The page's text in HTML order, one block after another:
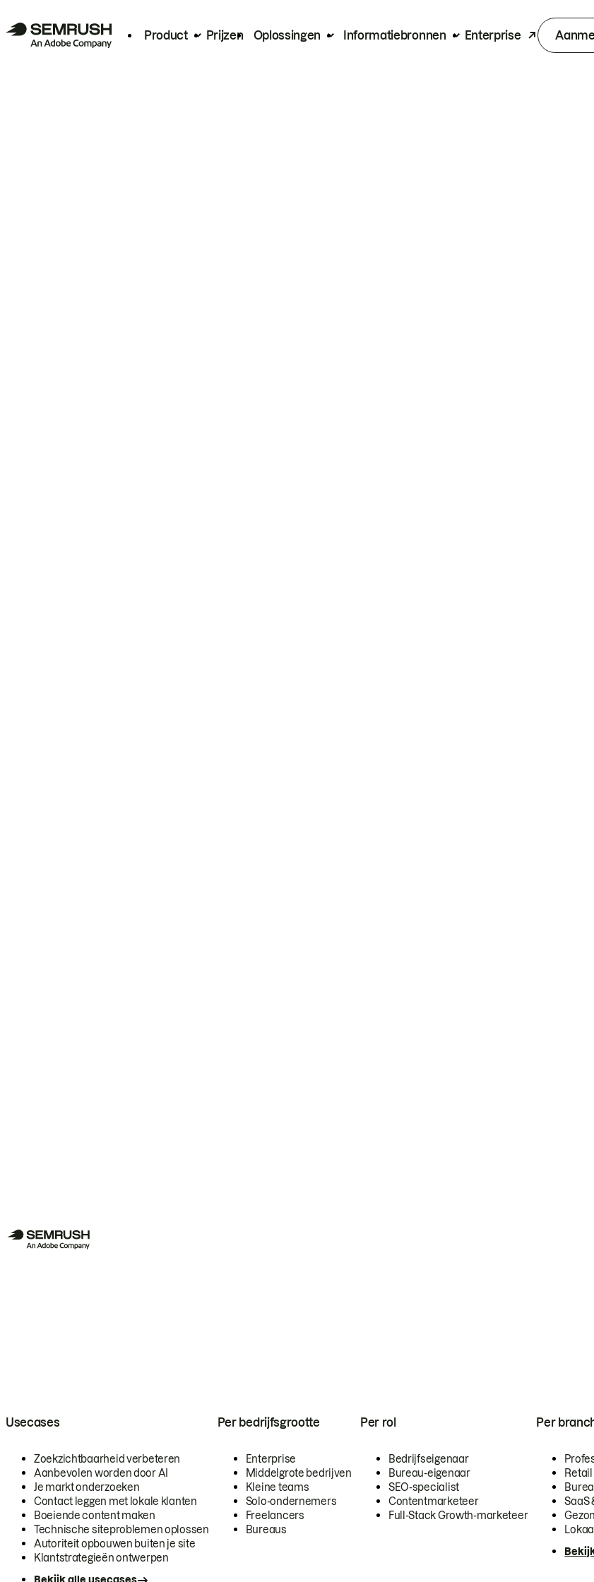
Product Prijzen Oplossingen Informatiebronnen Enterprise
Usecases
Zoekzichtbaarheid verbeteren
Aanbevolen worden door AI
Je markt onderzoeken
Contact leggen met lokale klanten
Boeiende content maken
Technische siteproblemen oplossen
Autoriteit opbouwen buiten je site
Klantstrategieën ontwerpen
Per bedrijfsgrootte
Enterprise
Middelgrote bedrijven
Kleine teams
Solo-ondernemers
Freelancers
Bureaus
Per rol
Bedrijfseigenaar
Bureau-eigenaar
SEO-specialist
Contentmarketeer
Full-Stack Growth-marketeer
Per
SaaS